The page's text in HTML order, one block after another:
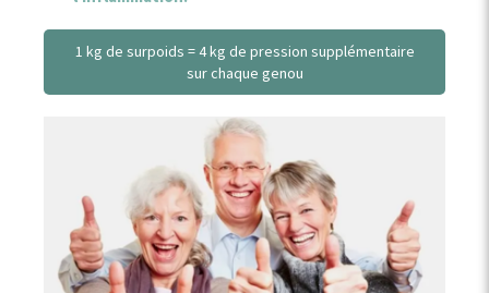
1 kg de surpoids = 4 kg de pression supplémentaire
sur chaque genou